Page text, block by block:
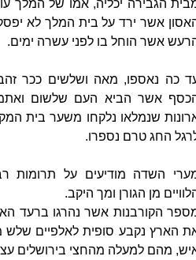
הגבירה יכליה, אמו של המלך
אשר ירד על בית המלך לא
אשר הוחל בו לפני עשרה ימים.
כה נאספו, מאה ושלשים ככר
אשר הביא העם שלשום
שנמלאו נלקחו משער בית
החג טרם נספרו.
השדה מודיעים על תרומות
מן הגורן ומך היקב.
הקורבנות אשר נהרגו ברעד
הארץ נקבע סופית לאלפיים
מהם למעלה מהחצי בירושלים